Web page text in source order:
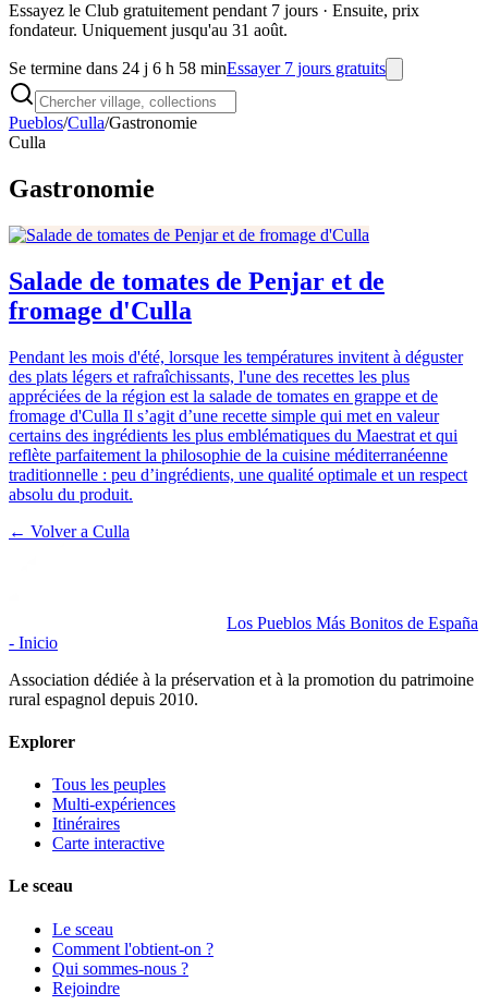
Essayez le Club gratuitement pendant 7 jours · Ensuite, prix
fondateur. Uniquement jusqu'au 31 août.
Se termine dans 24 j 6 h 58 minEssayer 7 jours gratuits
Pueblos/Culla/Gastronomie
Culla
Gastronomie
Salade de tomates de Penjar et de
fromage d'Culla
Pendant les mois d'été, lorsque les températures invitent à déguster
des plats légers et rafraîchissants, l'une des recettes les plus
appréciées de la région est la salade de tomates en grappe et de
fromage d'Culla Il s’agit d’une recette simple qui met en valeur
certains des ingrédients les plus emblématiques du Maestrat et qui
reflète parfaitement la philosophie de la cuisine méditerranéenne
traditionnelle : peu d’ingrédients, une qualité optimale et un respect
absolu du produit.
← Volver a Culla
Los Pueblos Más Bonitos de España
- Inicio
Association dédiée à la préservation et à la promotion du patrimoine
rural espagnol depuis 2010.
Explorer
Tous les peuples
Multi-expériences
Itinéraires
Carte interactive
Le sceau
Le sceau
Comment l'obtient-on ?
Qui sommes-nous ?
Rejoindre